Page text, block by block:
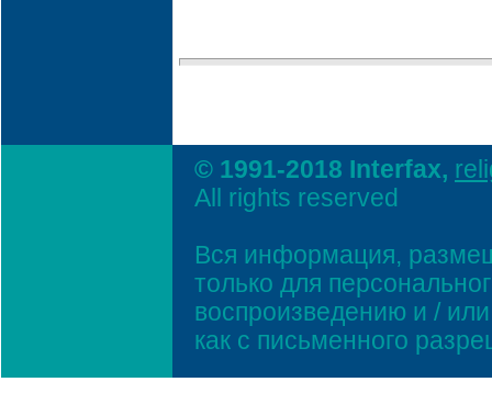
© 1991-2018 Interfax,
All rights reserved
Вся информация,
только для
воспроизведению и /
как с письменного